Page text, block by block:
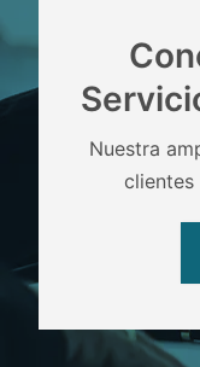
Nuestra
clientes